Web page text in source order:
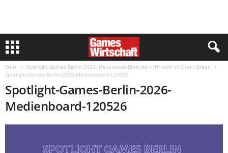
Start
Spotlight Games Berlin 2026: Hauptstadt-Branche trifft sich im Silent Green
Spotlight-Games-Berlin-2026-Medienboard-120526
Spotlight-Games-Berlin-2026-
Medienboard-120526